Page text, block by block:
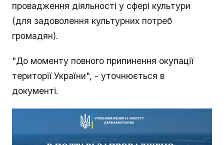
провадження діяльності у сфері культури
(для задоволення культурних потреб
громадян).
"До моменту повного припинення окупації
території України", - уточнюється в
документі.